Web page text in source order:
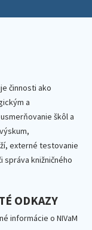
činnosti ako
a
škôl a
externé testovanie
správa knižničného
ODKAZY
informácie o NIVaM